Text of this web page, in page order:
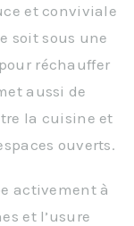
et conviviale
soit sous une
réchauffer
aussi de
la cuisine et
ouverts.
activement à
et l’usure